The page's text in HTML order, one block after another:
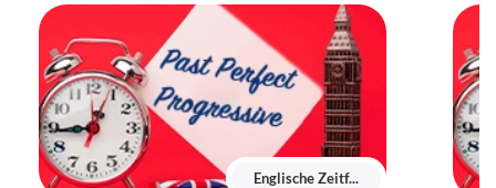
Englische Zeitf...